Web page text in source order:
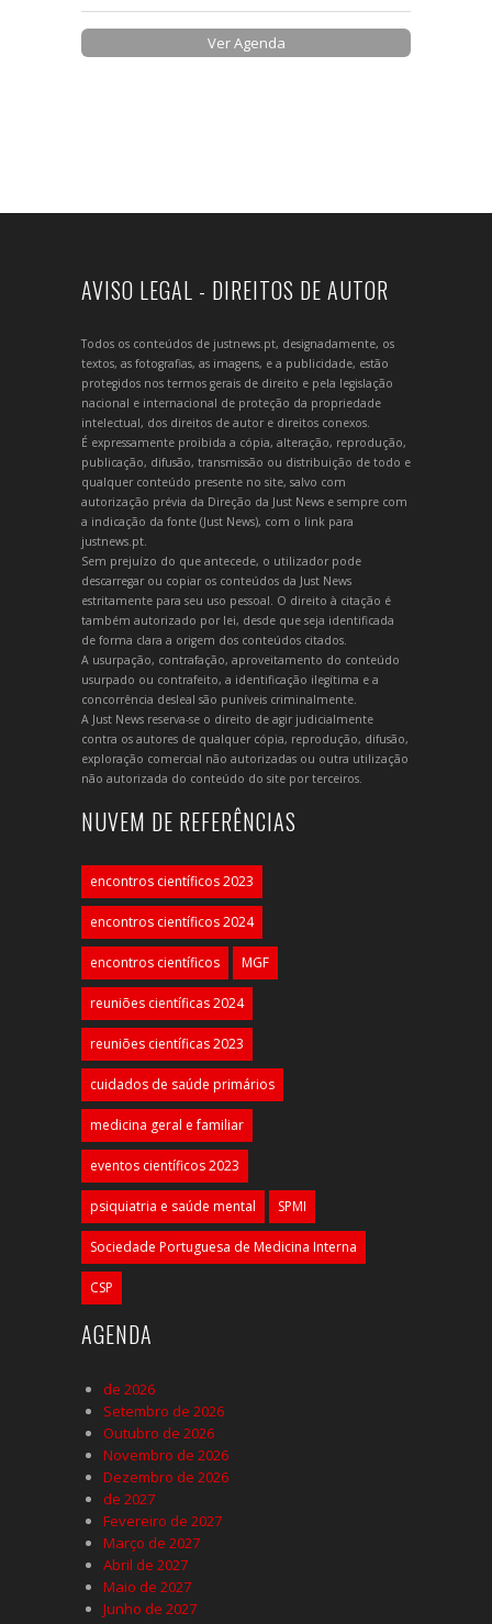
Ver Agenda
AVISO LEGAL - DIREITOS DE AUTOR
Todos os conteúdos de justnews.pt, designadamente, os
textos, as fotografias, as imagens, e a publicidade, estão
protegidos nos termos gerais de direito e pela legislação
nacional e internacional de proteção da propriedade
intelectual, dos direitos de autor e direitos conexos.
É expressamente proibida a cópia, alteração, reprodução,
publicação, difusão, transmissão ou distribuição de todo e
qualquer conteúdo presente no site, salvo com
autorização prévia da Direção da Just News e sempre com
a indicação da fonte (Just News), com o link para
justnews.pt.
Sem prejuízo do que antecede, o utilizador pode
descarregar ou copiar os conteúdos da Just News
estritamente para seu uso pessoal. O direito à citação é
também autorizado por lei, desde que seja identificada
de forma clara a origem dos conteúdos citados.
A usurpação, contrafação, aproveitamento do conteúdo
usurpado ou contrafeito, a identificação ilegítima e a
concorrência desleal são puníveis criminalmente.
A Just News reserva-se o direito de agir judicialmente
contra os autores de qualquer cópia, reprodução, difusão,
exploração comercial não autorizadas ou outra utilização
não autorizada do conteúdo do site por terceiros.
NUVEM DE REFERÊNCIAS
encontros científicos 2023
encontros científicos 2024
encontros científicos MGF
reuniões científicas 2024
reuniões científicas 2023
cuidados de saúde primários
medicina geral e familiar
eventos científicos 2023
psiquiatria e saúde mental SPMI
Sociedade Portuguesa de Medicina Interna
CSP
AGENDA
de 2026
Setembro de 2026
Outubro de 2026
Novembro de 2026
Dezembro de 2026
de 2027
Fevereiro de 2027
Março de 2027
Abril de 2027
Maio de 2027
Junho de 2027